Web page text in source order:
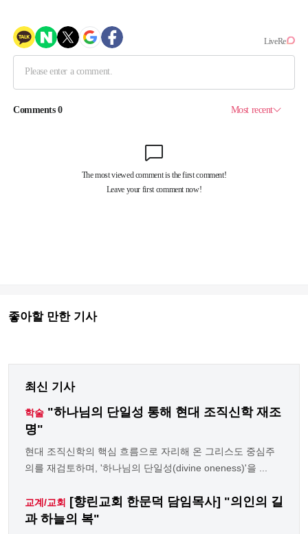
좋아할 만한 기사
최신 기사
학술 "하나님의 단일성 통해 현대 조직신학 재조
명"
현대 조직신학의 핵심 흐름으로 자리해 온 그리스도 중심주
의를 재검토하며, '하나님의 단일성(divine oneness)'을 ...
교계/교회 [향린교회 한문덕 담임목사] "의인의 길
과 하늘의 복"